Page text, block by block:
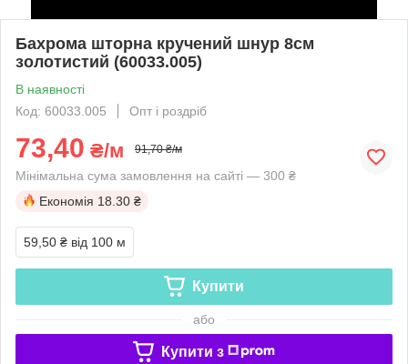
Бахрома шторна кручений шнур 8см
золотистий (60033.005)
В наявності
Код: 60033.005
Опт і роздріб
73,40 ₴/м 91,70 ₴/м
Мінімальна сума замовлення на сайті — 300 ₴
Економія 18.30 ₴
59,50 ₴ від 100 м
Купити
або
Купити з